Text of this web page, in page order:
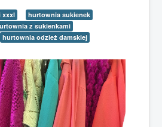
xxxl
hurtownia sukienek
z sukienkami
hurtownia odzież damskiej